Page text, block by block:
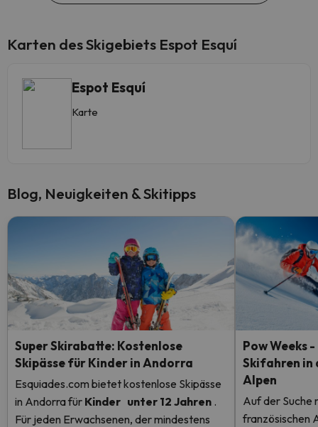
Karten des Skigebiets Espot Esquí
Espot Esquí
Karte
Blog, Neuigkeiten & Skitipps
Super Skirabatte: Kostenlose
Skipässe für Kinder in Andorra
Esquiades.com bietet kostenlose Skipässe
in Andorrafür Kinder unter 12 Jahren .
Für jeden Erwachsenen, der mindestens
Pow Weeks
Skifahren in
Alpen
Auf der Suche
französischen